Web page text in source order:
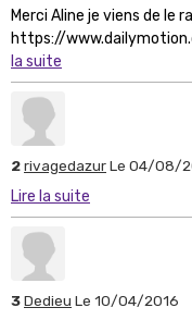
Merci Aline je viens de le
https://
la suite
2rivagedazurLe 04/08/
Lire la suite
3Dedieu Le 10/04/2016